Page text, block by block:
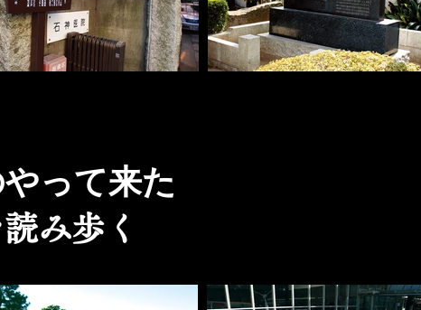
って来た
み歩く